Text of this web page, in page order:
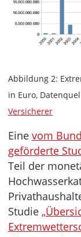
Abbildung 2:
in Euro,
Versicherer
Eine vom
geförderte
Teil der
Studie